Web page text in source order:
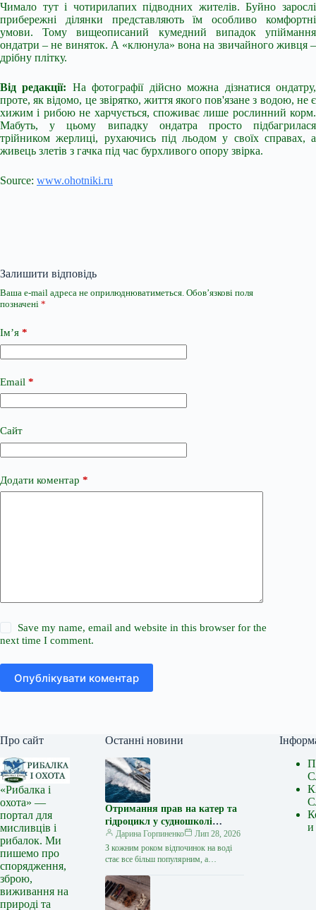
Чимало тут і чотирилапих підводних жителів. Буйно зарослі
прибережні ділянки представляють їм особливо комфортні
умови. Тому вищеописаний кумедний випадок упіймання
ондатри – не виняток. А «клюнула» вона на звичайного живця –
дрібну плітку.
Від редакції: На фотографії дійсно можна дізнатися ондатру,
проте, як відомо, це звірятко, життя якого пов'язане з водою, не є
хижим і рибою не харчується, споживає лише рослинний корм.
Мабуть, у цьому випадку ондатра просто підбагрилася
трійником жерлиці, рухаючись під льодом у своїх справах, а
живець злетів з гачка під час бурхливого опору звірка.
Source: www.ohotniki.ru
Залишити відповідь
Ваша e-mail адреса не оприлюднюватиметься. Обов’язкові поля
позначені *
Ім’я *
Email *
Сайт
Додати коментар *
Save my name, email and website in this browser for the
next time I comment.
Опублікувати коментар
Про сайт
«Рибалка і
охота» —
портал для
мисливців і
рибалок. Ми
пишемо про
спорядження,
зброю,
виживання на
природі та
Останні новини
Отримання прав на катер та
гідроцикл у судношколі
«Либідь-А»: від теорії до
іспиту
Дарина Горпиненко
Лип 28, 2026
З кожним роком відпочинок на воді
стає все більш популярним, а
чи гідроциклом відкриває нові
горизонти…
и